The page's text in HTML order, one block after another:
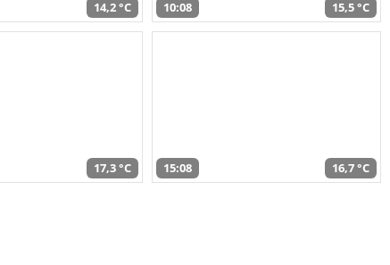
14,2 °C 10:08 15,5 °C
17,3 °C 15:08 16,7 °C